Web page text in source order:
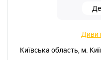
Київська область, м.